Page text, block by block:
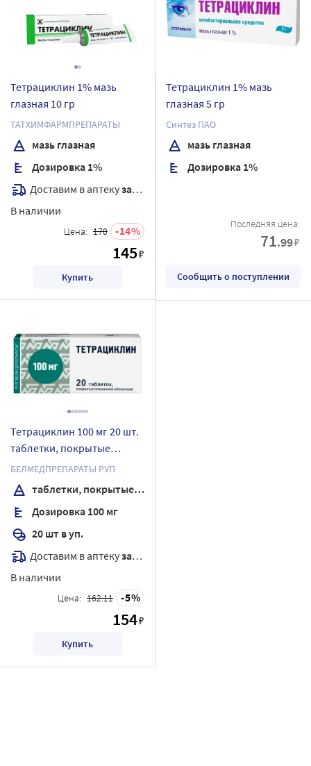
Тетрациклин 1% мазь
глазная 10 гр
ТАТХИМФАРМПРЕПАРАТЫ
мазь глазная
Дозировка 1%
Доставим в аптекузавтра
В наличии
Цена: 170 14
145₽
Купить
Тетрациклин 1% мазь
глазная 5 гр
Синтез ПАО
мазь глазная
Дозировка 1%
Последняя цена:
71.99₽
Сообщить о поступлении
Тетрациклин 100 мг 20 шт.
таблетки, покрытые
пленочной оболочкой
БЕЛМЕДПРЕПАРАТЫ РУП
таблетки, покрытые пленочной оболочкой
Дозировка 100 мг
20 шт в уп.
Доставим в аптекузавтра
В наличии
Цена: 162.11 5
154₽
Купить